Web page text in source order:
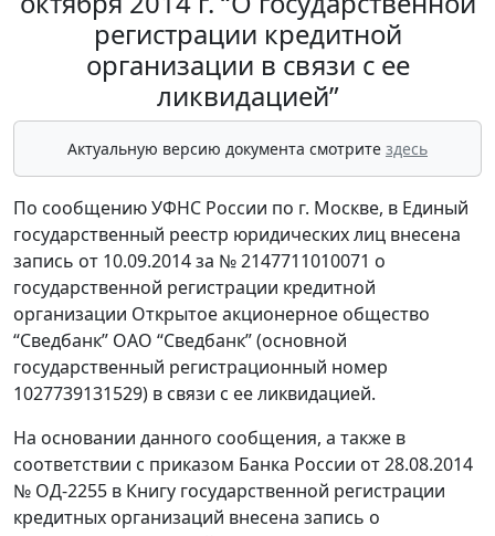
регистрации кредитной
организации в связи с ее
ликвидацией”
Актуальную версию документа смотрите здесь
По сообщению УФНС России по г. Москве, в Единый
государственный реестр юридических лиц внесена
запись от 10.09.2014 за № 2147711010071 о
государственной регистрации кредитной
организации Открытое акционерное общество
“Сведбанк” ОАО “Сведбанк” (основной
государственный регистрационный номер
1027739131529) в связи с ее ликвидацией.
На основании данного сообщения, а также в
соответствии с приказом Банка России от 28.08.2014
№ ОД-2255 в Книгу государственной регистрации
кредитных организаций внесена запись о